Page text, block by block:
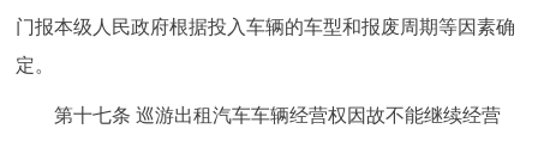
门报本级人民政府根据投入车辆的车型和报废周期等因素确
定。
第十七条 巡游出租汽车车辆经营权因故不能继续经营